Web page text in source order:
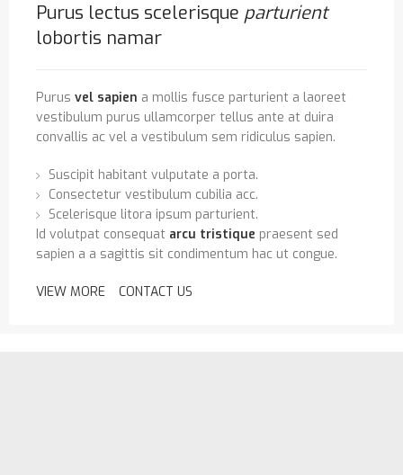
Purus lectus scelerisque parturient
lobortis namar
Purus vel sapien a mollis fusce parturient a laoreet
vestibulum purus ullamcorper tellus ante at duira
convallis ac vel a vestibulum sem ridiculus sapien.
Suscipit habitant vulputate a porta.
Consectetur vestibulum cubilia acc.
Scelerisque litora ipsum parturient.
Id volutpat consequat arcu tristique praesent sed
sapien a a sagittis sit condimentum hac ut congue.
VIEW MORE CONTACT US